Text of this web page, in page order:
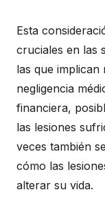
Esta
cruciales en las
las que implican
negligencia
financiera,
las lesiones
veces también
cómo las
alterar su vida.